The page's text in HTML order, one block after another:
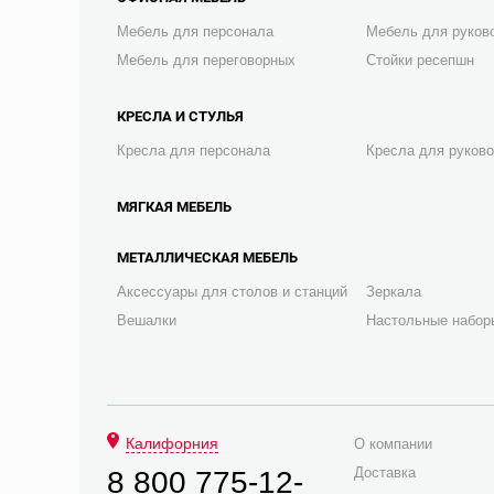
Мебель для персонала Мебель для
Мебель для переговорных
Стойки ресепшн
КРЕСЛА И СТУЛЬЯ
Кресла для персонала Кресла для
МЯГКАЯ МЕБЕЛЬ
МЕТАЛЛИЧЕСКАЯ МЕБЕЛЬ
Аксессуары для столов и станций Зеркала
Вешалки
Настольные
Калифорния
8 800 775-12-
О компании
Доставка